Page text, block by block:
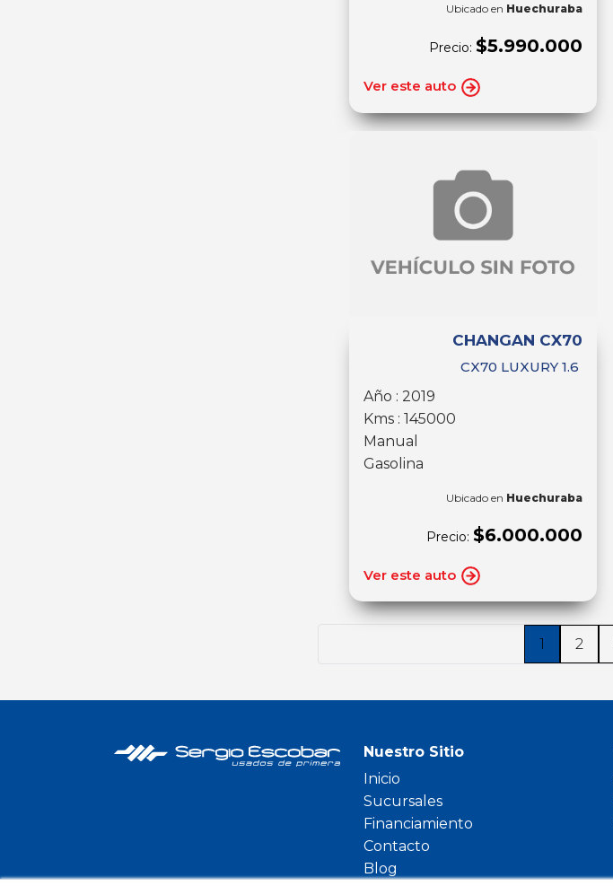
Ubicado en Huechuraba
Precio: $5.990.000
Ver este auto
CHANGAN CX70
CX70 LUXURY 1.6
Año : 2019
Kms : 145000
Manual
Gasolina
Ubicado en Huechuraba
Precio: $6.000.000
Ver este auto
1 2
Nuestro Sitio
Inicio
Sucursales
Financiamiento
Contacto
Blog